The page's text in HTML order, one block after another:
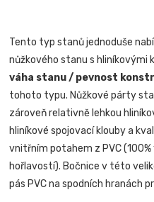
Tento typ stanů jednoduše
nůžkového stanu s hliníkovými
váha stanu / pevnost
tohoto typu. Nůžkové párty
zároveň relativně lehkou
hliníkové spojovací klouby a
vnitřním potahem z PVC
hořlavostí). Bočnice v této
pás PVC na spodních hranách